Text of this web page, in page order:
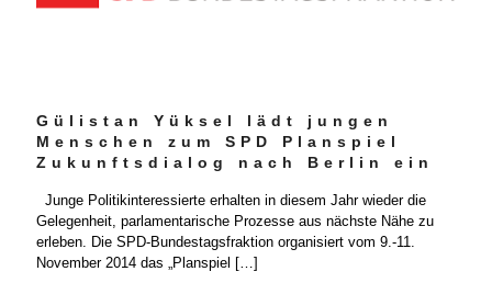
Gülistan Yüksel lädt jungen
Menschen zum SPD Planspiel
Zukunftsdialog nach Berlin ein
Junge Politikinteressierte erhalten in diesem Jahr wieder die
Gelegenheit, parlamentarische Prozesse aus nächste Nähe zu
erleben. Die SPD-Bundestagsfraktion organisiert vom 9.-11.
November 2014 das „Planspiel […]